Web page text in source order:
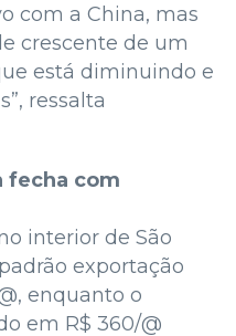
com a China, mas
crescente de um
está diminuindo e
ressalta
fecha com
interior de São
exportação
enquanto o
em R$ 360/@